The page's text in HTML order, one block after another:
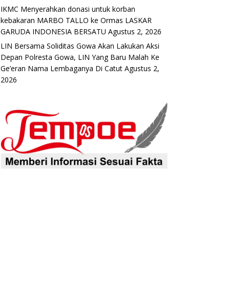
IKMC Menyerahkan donasi untuk korban
kebakaran MARBO TALLO ke Ormas LASKAR
GARUDA INDONESIA BERSATU Agustus 2, 2026
LIN Bersama Soliditas Gowa Akan Lakukan Aksi
Depan Polresta Gowa, LIN Yang Baru Malah Ke
Ge’eran Nama Lembaganya Di Catut Agustus 2,
2026